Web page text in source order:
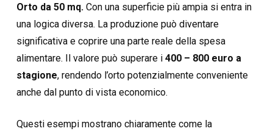
Orto da 50 mq. Con una superficie più ampia si entra in
una logica diversa. La produzione può diventare
significativa e coprire una parte reale della spesa
alimentare. Il valore può superare i 400 – 800 euro a
stagione, rendendo l’orto potenzialmente conveniente
anche dal punto di vista economico.
Questi esempi mostrano chiaramente come la